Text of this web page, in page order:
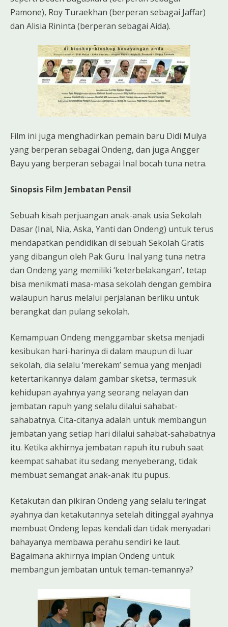
Pamone), Roy Turaekhan (berperan sebagai Jaffar)
dan Alisia Rininta (berperan sebagai Aida).
Film ini juga menghadirkan pemain baru Didi Mulya
yang berperan sebagai Ondeng, dan juga Angger
Bayu yang berperan sebagai Inal bocah tuna netra.
Sinopsis Film Jembatan Pensil
Sebuah kisah perjuangan anak-anak usia Sekolah
Dasar (Inal, Nia, Aska, Yanti dan Ondeng) untuk terus
mendapatkan pendidikan di sebuah Sekolah Gratis
yang dibangun oleh Pak Guru. Inal yang tuna netra
dan Ondeng yang memiliki ‘keterbelakangan’, tetap
bisa menikmati masa-masa sekolah dengan gembira
walaupun harus melalui perjalanan berliku untuk
berangkat dan pulang sekolah.
Kemampuan Ondeng menggambar sketsa menjadi
kesibukan hari-harinya di dalam maupun di luar
sekolah, dia selalu ‘merekam’ semua yang menjadi
ketertarikannya dalam gambar sketsa, termasuk
kehidupan ayahnya yang seorang nelayan dan
jembatan rapuh yang selalu dilalui sahabat-
sahabatnya. Cita-citanya adalah untuk membangun
jembatan yang setiap hari dilalui sahabat-sahabatnya
itu. Ketika akhirnya jembatan rapuh itu rubuh saat
keempat sahabat itu sedang menyeberang, tidak
membuat semangat anak-anak itu pupus.
Ketakutan dan pikiran Ondeng yang selalu teringat
ayahnya dan ketakutannya setelah ditinggal ayahnya
membuat Ondeng lepas kendali dan tidak menyadari
bahayanya membawa perahu sendiri ke laut.
Bagaimana akhirnya impian Ondeng untuk
membangun jembatan untuk teman-temannya?